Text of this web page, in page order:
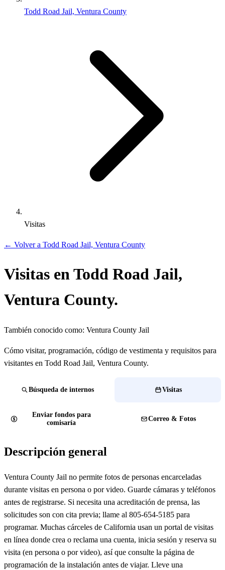
Todd Road Jail, Ventura County
Visitas
← Volver a Todd Road Jail, Ventura County
Visitas en Todd Road Jail,
Ventura County.
También conocido como: Ventura County Jail
Cómo visitar, programación, código de vestimenta y requisitos para
visitantes en Todd Road Jail, Ventura County.
Búsqueda de internos Visitas
Enviar fondos para
comisaría
Correo & Fotos
Descripción general
Ventura County Jail no permite fotos de personas encarceladas
durante visitas en persona o por video. Guarde cámaras y teléfonos
antes de registrarse. Si necesita una acreditación de prensa, las
solicitudes son con cita previa; llame al 805-654-5185 para
programar. Muchas cárceles de California usan un portal de visitas
en línea donde crea o reclama una cuenta, inicia sesión y reserva su
visita (en persona o por video), así que consulte la página de
programación de la instalación antes de viajar. Lleve una